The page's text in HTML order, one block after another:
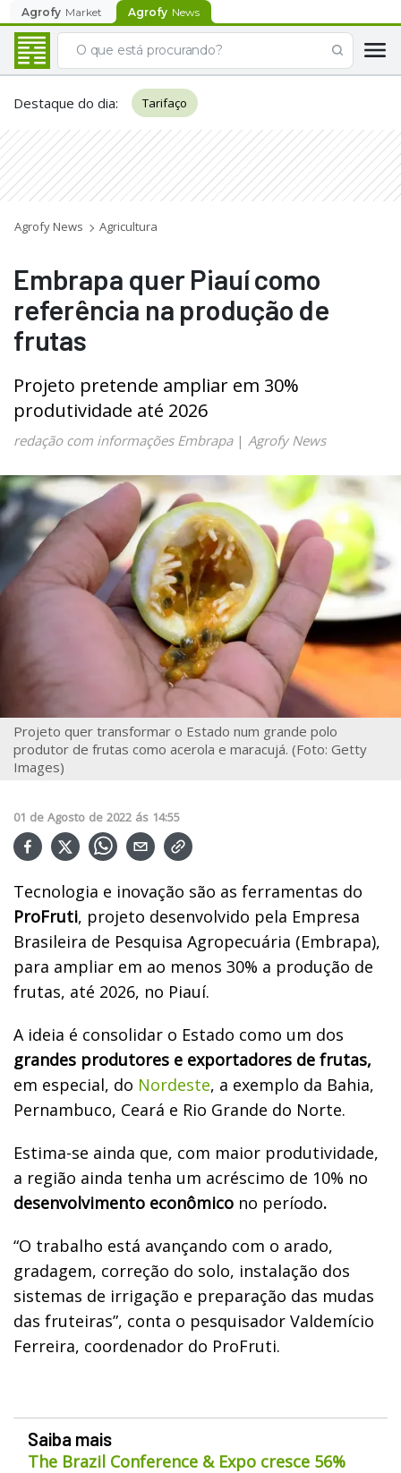
Agrofy Market Agrofy News
Destaque do dia: Tarifaço
Agrofy News Agricultura
Embrapa quer Piauí como
referência na produção de
frutas
Projeto pretende ampliar em 30%
produtividade até 2026
redação com informações Embrapa| Agrofy News
Projeto quer transformar o Estado num grande polo
produtor de frutas como acerola e maracujá. (Foto: Getty
Images)
01 de Agosto de 2022 ás 14:55
Tecnologia e inovação são as ferramentas do
ProFruti, projeto desenvolvido pela Empresa
Brasileira de Pesquisa Agropecuária (Embrapa),
para ampliar em ao menos 30% a produção de
frutas, até 2026, no Piauí.
A ideia é consolidar o Estado como um dos
grandes produtores e exportadores de frutas,
em especial, do Nordeste, a exemplo da Bahia,
Pernambuco, Ceará e Rio Grande do Norte.
Estima-se ainda que, com maior produtividade,
a região ainda tenha um acréscimo de 10% no
desenvolvimento econômico no período.
“O trabalho está avançando com o arado,
gradagem, correção do solo, instalação dos
sistemas de irrigação e preparação das mudas
das fruteiras”, conta o pesquisador Valdemício
Ferreira, coordenador do ProFruti.
Saiba mais
The Brazil Conference & Expo cresce 56%